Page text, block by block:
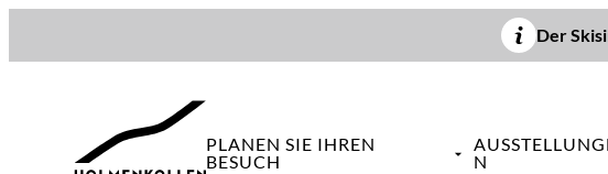
til
Der
PLANEN SIE IHREN
BESUCH
N